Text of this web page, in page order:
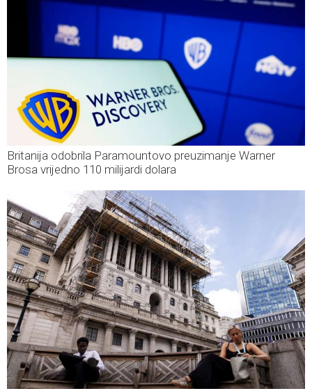
Britanija odobrila Paramountovo preuzimanje Warner
Brosa vrijedno 110 milijardi dolara